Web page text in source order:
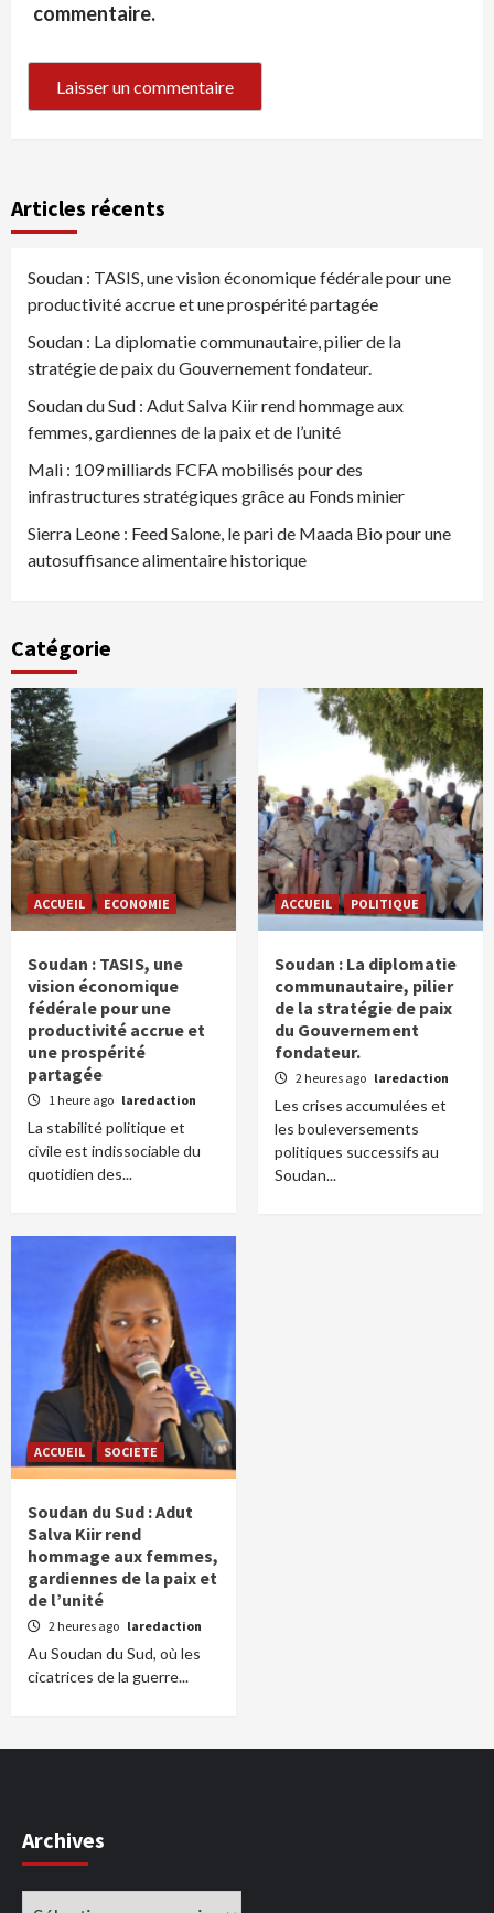
commentaire.
Articles récents
Soudan : TASIS, une vision économique fédérale pour une
productivité accrue et une prospérité partagée
Soudan : La diplomatie communautaire, pilier de la
stratégie de paix du Gouvernement fondateur.
Soudan du Sud : Adut Salva Kiir rend hommage aux
femmes, gardiennes de la paix et de l’unité
Mali : 109 milliards FCFA mobilisés pour des
infrastructures stratégiques grâce au Fonds minier
Sierra Leone : Feed Salone, le pari de Maada Bio pour une
autosuffisance alimentaire historique
Catégorie
ACCUEIL ECONOMIE
Soudan : TASIS, une
vision économique
fédérale pour une
productivité accrue et
une prospérité
partagée
1 heure ago laredaction
La stabilité politique et
civile est indissociable du
quotidien des...
ACCUEIL POLITIQUE
Soudan : La diplomatie
communautaire, pilier
de la stratégie de paix
du Gouvernement
fondateur.
2 heures ago laredaction
Les crises accumulées et
les bouleversements
politiques successifs au
Soudan...
ACCUEIL SOCIETE
Soudan du Sud : Adut
Salva Kiir rend
hommage aux femmes,
gardiennes de la paix et
de l’unité
2 heures ago laredaction
Au Soudan du Sud, où les
cicatrices de la guerre...
Archives
Archives